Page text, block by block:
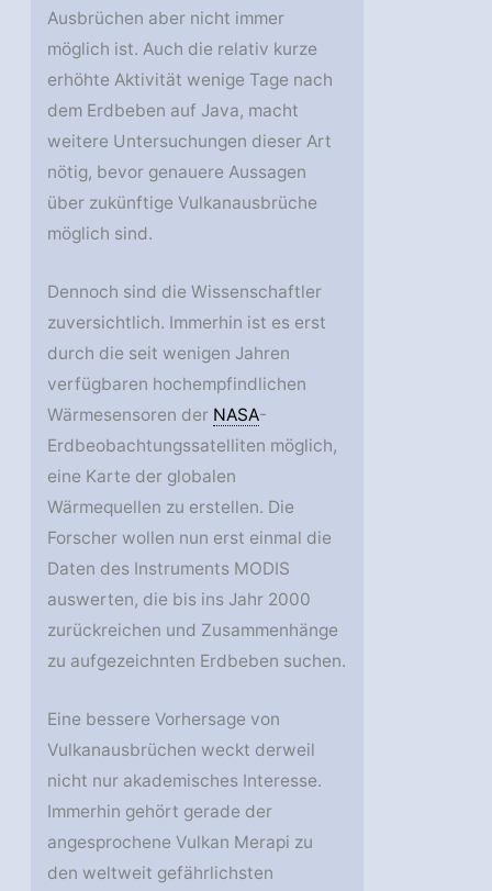
Ausbrüchen aber nicht immer
möglich ist. Auch die relativ kurze
erhöhte Aktivität wenige Tage nach
dem Erdbeben auf Java, macht
weitere Untersuchungen dieser Art
nötig, bevor genauere Aussagen
über zukünftige Vulkanausbrüche
möglich sind.
Dennoch sind die Wissenschaftler
zuversichtlich. Immerhin ist es erst
durch die seit wenigen Jahren
verfügbaren hochempfindlichen
Wärmesensoren der NASA-
Erdbeobachtungssatelliten möglich,
eine Karte der globalen
Wärmequellen zu erstellen. Die
Forscher wollen nun erst einmal die
Daten des Instruments MODIS
auswerten, die bis ins Jahr 2000
zurückreichen und Zusammenhänge
zu aufgezeichnten Erdbeben suchen.
Eine bessere Vorhersage von
Vulkanausbrüchen weckt derweil
nicht nur akademisches Interesse.
Immerhin gehört gerade der
angesprochene Vulkan Merapi zu
den weltweit gefährlichsten